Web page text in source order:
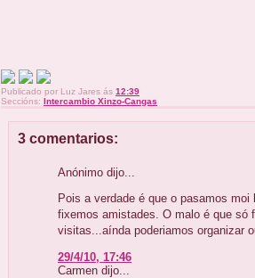
Publicado por Luz Jares ás 12:39
Seccións: Intercambio Xinzo-Cangas
3 comentarios:
Anónimo dijo...
Pois a verdade é que o pasamos moi
fixemos amistades. O malo é que só
visitas...aínda poderiamos organizar
29/4/10, 17:46
Carmen dijo...